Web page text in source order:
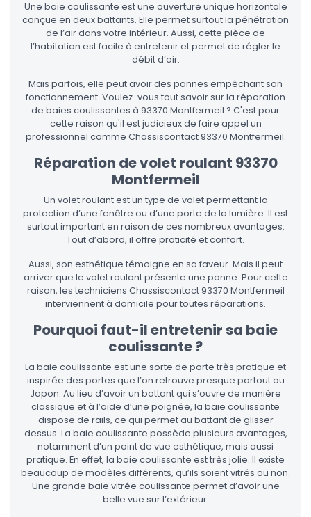
Une baie coulissante est une ouverture unique horizontale
conçue en deux battants. Elle permet surtout la pénétration
de l’air dans votre intérieur. Aussi, cette pièce de
l’habitation est facile à entretenir et permet de régler le
débit d’air.
Mais parfois, elle peut avoir des pannes empêchant son
fonctionnement. Voulez-vous tout savoir sur la réparation
de baies coulissantes à 93370 Montfermeil ? C'est pour
cette raison qu'il est judicieux de faire appel un
professionnel comme Chassiscontact 93370 Montfermeil.
Réparation de volet roulant 93370
Montfermeil
Un volet roulant est un type de volet permettant la
protection d’une fenêtre ou d’une porte de la lumière. Il est
surtout important en raison de ces nombreux avantages.
Tout d’abord, il offre praticité et confort.
Aussi, son esthétique témoigne en sa faveur. Mais il peut
arriver que le volet roulant présente une panne. Pour cette
raison, les techniciens Chassiscontact 93370 Montfermeil
interviennent à domicile pour toutes réparations.
Pourquoi faut-il entretenir sa baie
coulissante ?
La baie coulissante est une sorte de porte très pratique et
inspirée des portes que l’on retrouve presque partout au
Japon. Au lieu d’avoir un battant qui s’ouvre de manière
classique et à l’aide d’une poignée, la baie coulissante
dispose de rails, ce qui permet au battant de glisser
dessus. La baie coulissante possède plusieurs avantages,
notamment d’un point de vue esthétique, mais aussi
pratique. En effet, la baie coulissante est très jolie. Il existe
beaucoup de modèles différents, qu’ils soient vitrés ou non.
Une grande baie vitrée coulissante permet d’avoir une
belle vue sur l’extérieur.